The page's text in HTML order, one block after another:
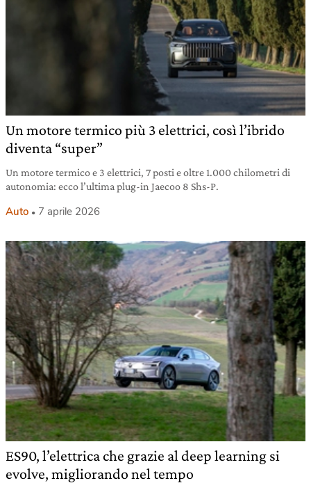
Un motore termico più 3 elettrici, così l’ibrido
diventa “super”
Un motore termico e 3 elettrici, 7 posti e oltre 1.000 chilometri di
autonomia: ecco l’ultima plug-in Jaecoo 8 Shs-P.
Auto 7 aprile 2026
ES90, l’elettrica che grazie al deep learning si
evolve, migliorando nel tempo